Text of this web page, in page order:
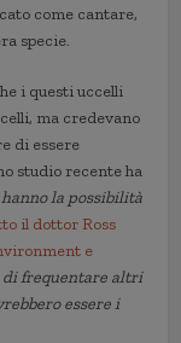
come cantare,
specie.
i questi uccelli
ma credevano
di essere
studio recente ha
la possibilità
il dottor Ross
e
di frequentare altri
essere i